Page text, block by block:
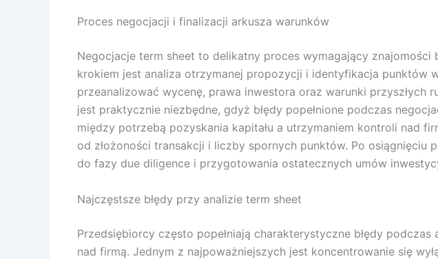
Proces negocjacji i finalizacji arkusza warunków
Negocjacje term sheet to delikatny proces wymagający
krokiem jest analiza otrzymanej propozycji i identyfikacja punktów
przeanalizować wycenę, prawa inwestora oraz warunki przyszłych
jest praktycznie niezbędne, gdyż błędy popełnione podczas
między potrzebą pozyskania kapitału a utrzymaniem kontroli nad
od złożoności transakcji i liczby spornych punktów. Po osiągnięciu
do fazy due diligence i przygotowania ostatecznych umów
Najczęstsze błędy przy analizie term sheet
Przedsiębiorcy często popełniają charakterystyczne błędy
nad firmą. Jednym z najpoważniejszych jest koncentrowanie się